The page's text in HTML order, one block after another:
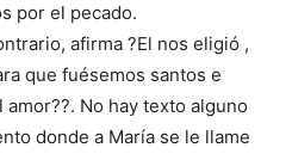
por el pecado.
afirma ?El nos eligió ,
que fuésemos santos e
No hay texto alguno
donde a María se le llame